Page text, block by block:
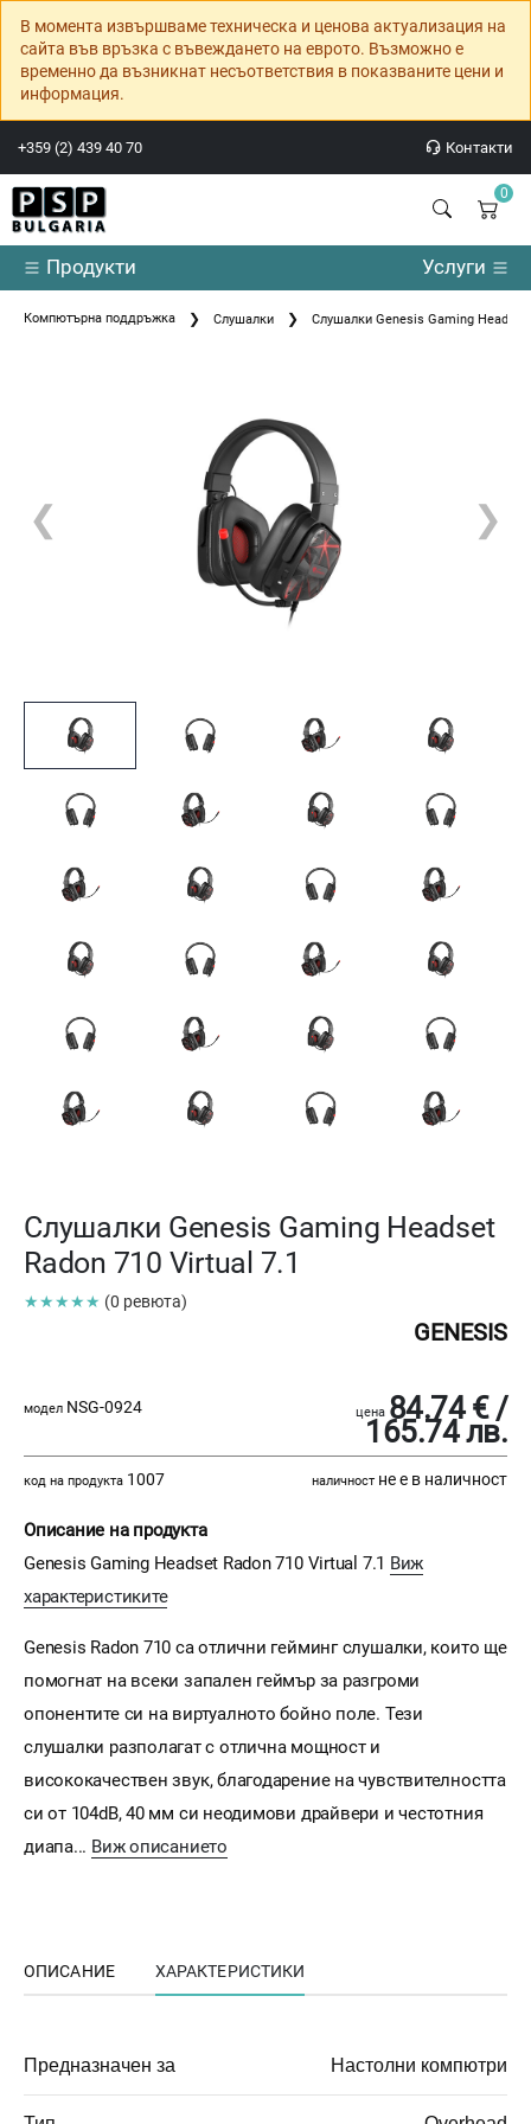
В момента извършваме техническа и ценова актуализация на
сайта във връзка с въвеждането на еврото. Възможно е
временно да възникнат несъответствия в показваните цени и
информация.
+359 (2) 439 40 70 Контакти
0
Продукти Услуги
Компютърна поддръжка Слушалки Слушалки Genesis Gaming Headset
❮ ❯
Слушалки Genesis Gaming Headset
Radon 710 Virtual 7.1
★★★★★ (0 ревюта)
GENESIS
модел NSG-0924 цена 84.74 € /
165.74 лв.
код на продукта 1007 наличност не е в наличност
Описание на продукта
Genesis Gaming Headset Radon 710 Virtual 7.1 Виж
характеристиките
Genesis Radon 710 са отлични гейминг слушалки, които ще
помогнат на всеки запален геймър за разгроми
опонентите си на виртуалното бойно поле. Тези
слушалки разполагат с отлична мощност и
висококачествен звук, благодарение на чувствителността
си от 104dB, 40 мм си неодимови драйвери и честотния
диапа... Виж описанието
ОПИСАНИЕ ХАРАКТЕРИСТИКИ
Предназначен за Настолни компютри